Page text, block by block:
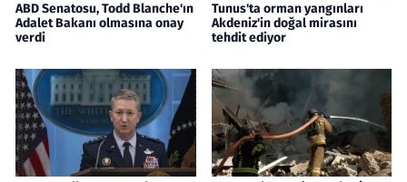
ABD Senatosu, Todd Blanche'ın
Adalet Bakanı olmasına onay
verdi
Tunus'ta orman yangınları
Akdeniz'in doğal mirasını
tehdit ediyor